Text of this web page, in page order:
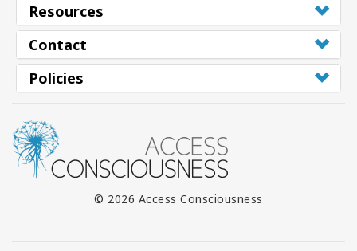
Resources
Contact
Policies
© 2026 Access Consciousness